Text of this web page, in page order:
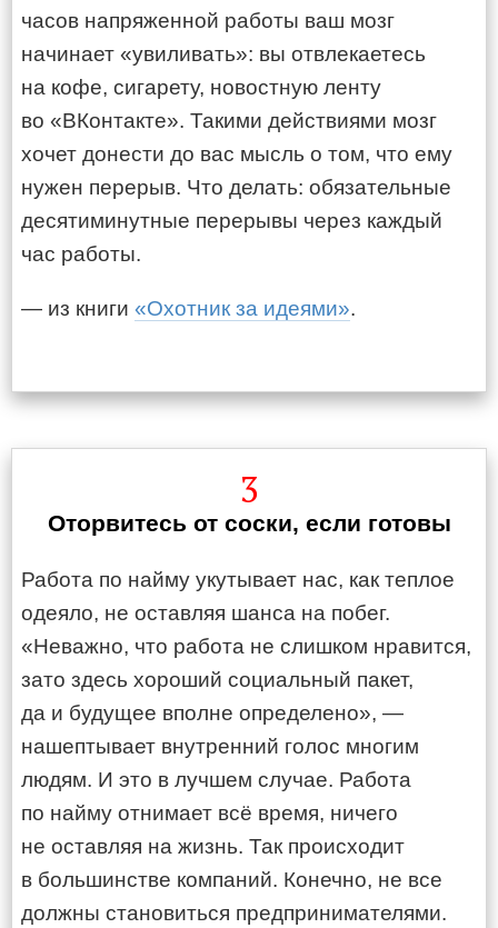
часов напряженной работы ваш мозг
начинает «увиливать»: вы отвлекаетесь
на кофе, сигарету, новостную ленту
во «ВКонтакте». Такими действиями мозг
хочет донести до вас мысль о том, что ему
нужен перерыв. Что делать: обязательные
десятиминутные перерывы через каждый
час работы.
— из книги «Охотник за идеями».
3
Оторвитесь от соски, если готовы
Работа по найму укутывает нас, как теплое
одеяло, не оставляя шанса на побег.
«Неважно, что работа не слишком нравится,
зато здесь хороший социальный пакет,
да и будущее вполне определено», —
нашептывает внутренний голос многим
людям. И это в лучшем случае. Работа
по найму отнимает всё время, ничего
не оставляя на жизнь. Так происходит
в большинстве компаний. Конечно, не все
должны становиться предпринимателями.